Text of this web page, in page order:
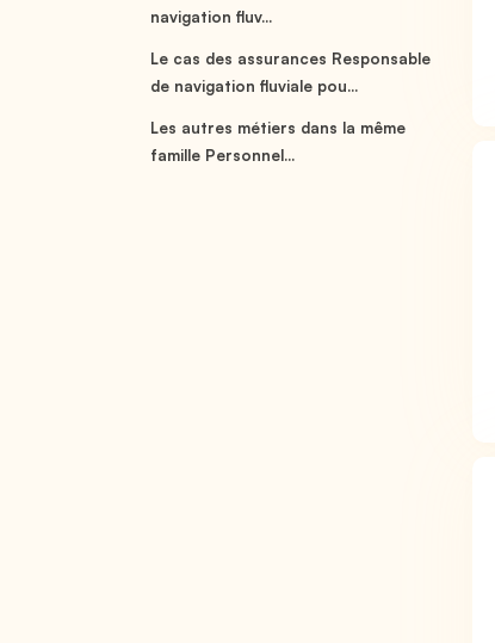
navigation fluv...
Le cas des assurances Responsable
de navigation fluviale pou...
Les autres métiers dans la même
famille Personnel...